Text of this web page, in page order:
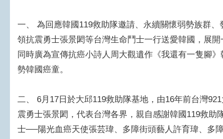
一、 為回應韓國119救助隊邀請、永續關懷弱勢族群
領抗震勇士張景閎等台灣生命鬥士一行送愛韓國，展
同時廣為宣傳抗癌小詩人周大觀遺作《我還有一隻腳
勢韓國癌童。
二、 6月17日於大邱119救助隊基地，由16年前台灣
震勇士張景閎，代表台灣各界，親自感謝韓國119救助
士──陽光血癌天使張芸瑋、多障街頭藝人許育瑋、多